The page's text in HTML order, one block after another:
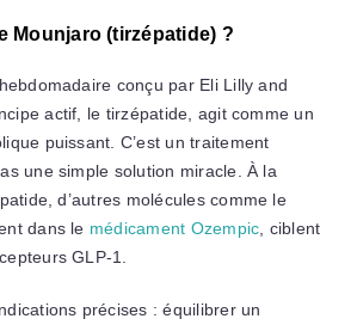
Mounjaro (tirzépatide) ?
conçu par Eli Lilly and
actif, le tirzépatide, agit comme un
puissant. C’est un traitement
une simple solution miracle. À la
d’autres molécules comme le
dans le médicament Ozempic, ciblent
GLP-1.
précises : équilibrer un